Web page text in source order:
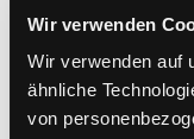
Wir verwenden
Wir verwenden auf
ähnliche
von